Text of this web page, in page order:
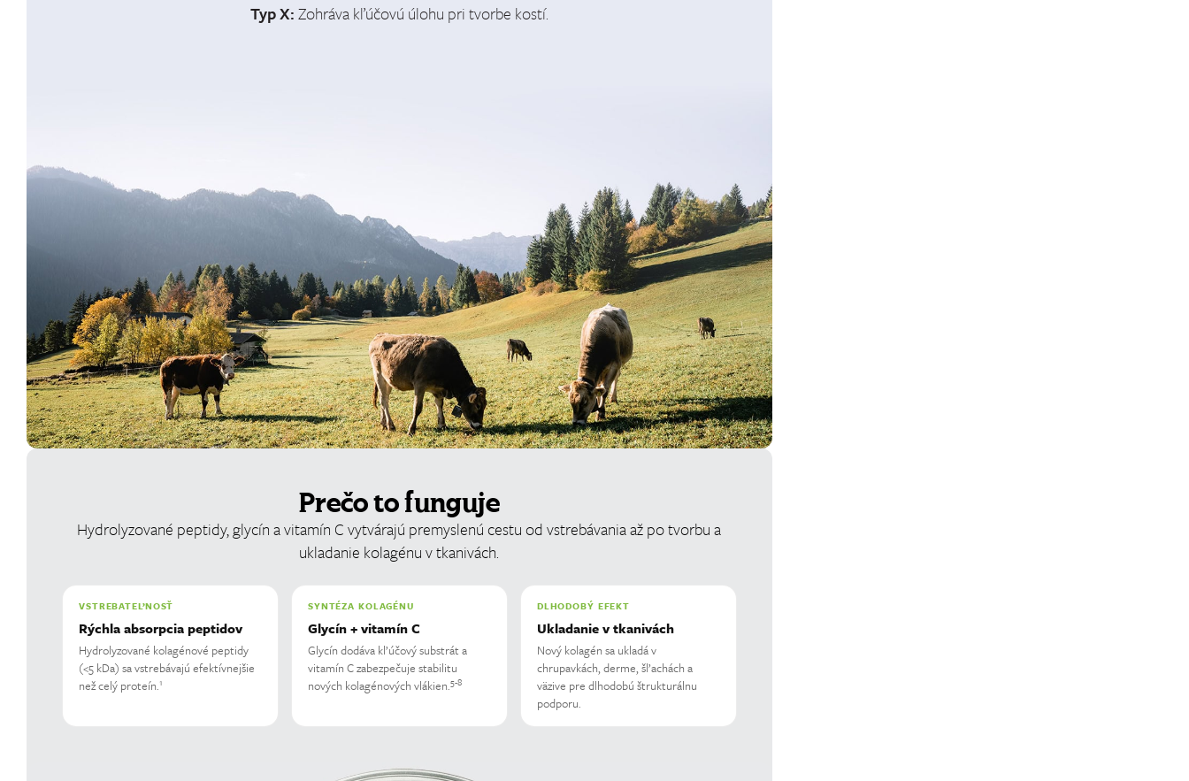
Typ X:Zohráva kľúčovú úlohu pri tvorbe kostí.
Prečo to funguje
Hydrolyzované peptidy, glycín a vitamín C vytvárajú premyslenú cestu od vstrebávania až po tvorbu a
ukladanie kolagénu v tkanivách.
VSTREBATEĽNOSŤ
Rýchla absorpcia peptidov
Hydrolyzované kolagénové peptidy
(<5 kDa) sa vstrebávajú efektívnejšie
než celý proteín.1
SYNTÉZA KOLAGÉNU
Glycín + vitamín C
Glycín dodáva kľúčový substrát a
vitamín C zabezpečuje stabilitu
nových kolagénových vlákien.5-8
DLHODOBÝ EFEKT
Ukladanie v tkanivách
Nový kolagén sa ukladá v
chrupavkách, derme, šľachách a
väzive pre dlhodobú štrukturálnu
podporu.